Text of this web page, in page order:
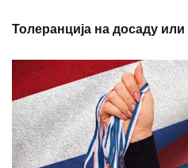
Толеранција на досаду